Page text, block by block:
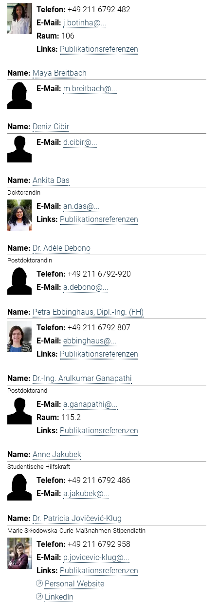
+49 211 6792 482
j.botinha@...
106
Publikationsreferenzen
Maya Breitbach
m.breitbach@...
Deniz Cibir
d.cibir@...
Ankita Das
Doktorandin
an.das@...
Publikationsreferenzen
Dr. Adèle Debono
Postdoktorandin
+49 211 6792-920
a.debono@...
Petra Ebbinghaus, Dipl.-Ing. (FH)
+49 211 6792 807
ebbinghaus@...
Publikationsreferenzen
Dr.-Ing. Arulkumar Ganapathi
Postdoktorand
a.ganapathi@...
115.2
Publikationsreferenzen
Anne Jakubek
Studentische Hilfskraft
+49 211 6792 486
a.jakubek@...
Dr. Patricia Jovičević-Klug
Marie Skłodowska-Curie-Maßnahmen-Stipendiatin
+49 211 6792 958
p.jovicevic-klug@...
Publikationsreferenzen
Personal Website
LinkedIn